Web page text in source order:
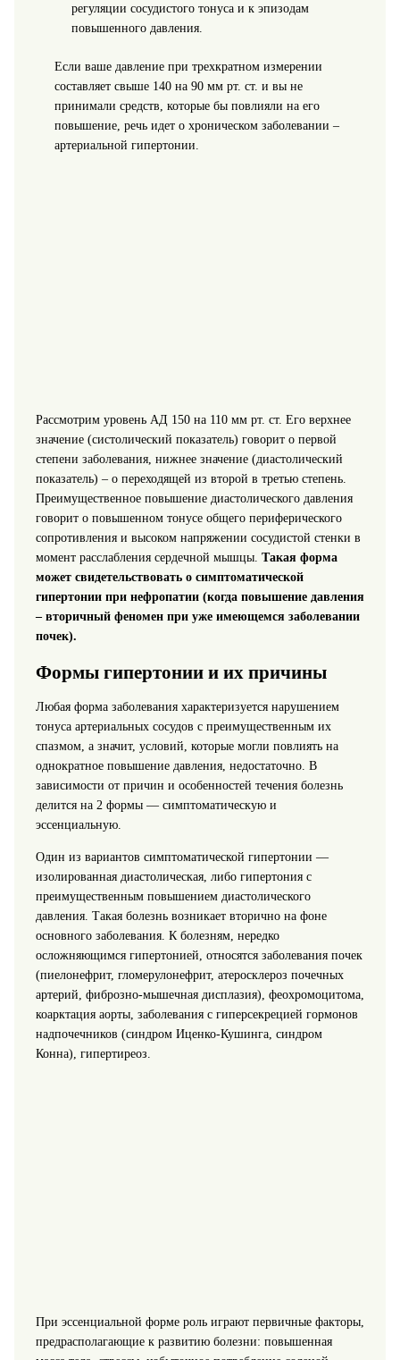
регуляции сосудистого тонуса и к эпизодам
повышенного давления.
Если ваше давление при трехкратном измерении
составляет свыше 140 на 90 мм рт. ст. и вы не
принимали средств, которые бы повлияли на его
повышение, речь идет о хроническом заболевании –
артериальной гипертонии.
Рассмотрим уровень АД 150 на 110 мм рт. ст. Его верхнее
значение (систолический показатель) говорит о первой
степени заболевания, нижнее значение (диастолический
показатель) – о переходящей из второй в третью степень.
Преимущественное повышение диастолического давления
говорит о повышенном тонусе общего периферического
сопротивления и высоком напряжении сосудистой стенки в
момент расслабления сердечной мышцы. Такая форма
может свидетельствовать о симптоматической
гипертонии при нефропатии (когда повышение давления
– вторичный феномен при уже имеющемся заболевании
почек).
Формы гипертонии и их причины
Любая форма заболевания характеризуется нарушением
тонуса артериальных сосудов с преимущественным их
спазмом, а значит, условий, которые могли повлиять на
однократное повышение давления, недостаточно. В
зависимости от причин и особенностей течения болезнь
делится на 2 формы — симптоматическую и
эссенциальную.
Один из вариантов симптоматической гипертонии —
изолированная диастолическая, либо гипертония с
преимущественным повышением диастолического
давления. Такая болезнь возникает вторично на фоне
основного заболевания. К болезням, нередко
осложняющимся гипертонией, относятся заболевания почек
(пиелонефрит, гломерулонефрит, атеросклероз почечных
артерий, фиброзно-мышечная дисплазия), феохромоцитома,
коарктация аорты, заболевания с гиперсекрецией гормонов
надпочечников (синдром Иценко-Кушинга, синдром
Конна), гипертиреоз.
При эссенциальной форме роль играют первичные факторы,
предрасполагающие к развитию болезни: повышенная